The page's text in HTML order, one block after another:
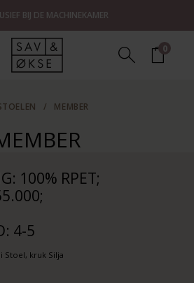
BIJ DE MACHINEKAMER
0
/ MEMBER
100% RPET;
4-5
Stoel, kruk Silja